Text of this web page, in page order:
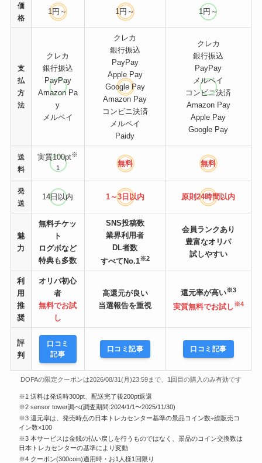
価
格
1円～ 1円～ 1円～
支
払
方
法
クレカ
銀行振込
PayPay
Amazon Pa
y
メルペイ
クレカ
銀行振込
PayPay
Apple Pay
Google Pay
Amazon Pay
コンビニ決済
メルペイ
Paidy
クレカ
銀行振込
PayPay
メルペイ
コンビニ決済
Amazon Pay
Apple Pay
Google Pay
送
料
実質100pt※
1
無料 無料
発
送
14日以内 1～3日以内 原則24時間 以内
魅
力
無料チケッ
ト
ログボなど
特典も多数
SNS投稿数
業界利用者
DL者数
すべてNo.1※2
会員ランクあり
豊富なオリパ
試しやすい
利
用
推
奨
オリパ初心
者
無料でお試
し
高還元が良い
当選報告を重視
還元率が高い※3
実質無料でお試し※4
評
判
口コミ
記事
口コミ記事 口コミ記事
DOPAの限定クーポンは2026/08/31(月)23:59まで、1回目の購入のみ有効です
※1 送料は発送時300pt、配送完了後200pt返還
※2 sensor tower調べ(調査期間:2024/1/1〜2025/11/30)
※3 還元率は、発売時点の日本トレカセンター基準の景品コイン数÷総販売コ
イン数×100
※3 本サービスは金銭の払い戻しを行うものではなく、景品のコイン交換数は
日本トレカセンターの基準により変動
※4 クーポン(300coin)適用時・お1人様1回限り